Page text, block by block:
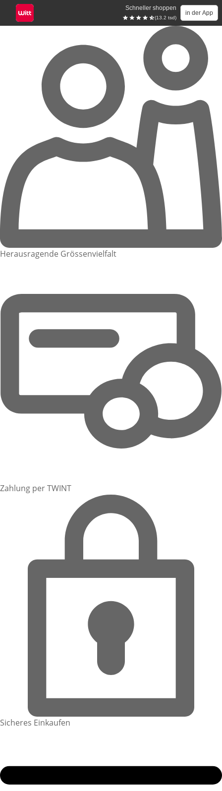
Schneller shoppen
(13.2 tsd)
in der App
Herausragende Grössenvielfalt
Zahlung per TWINT
Sicheres Einkaufen